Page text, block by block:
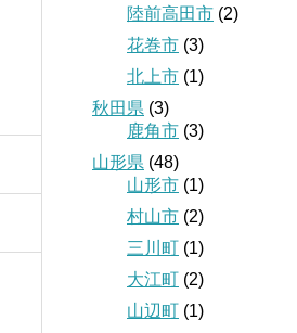
陸前高田市 (2)
花巻市 (3)
北上市 (1)
秋田県 (3)
鹿角市 (3)
山形県 (48)
山形市 (1)
村山市 (2)
三川町 (1)
大江町 (2)
山辺町 (1)